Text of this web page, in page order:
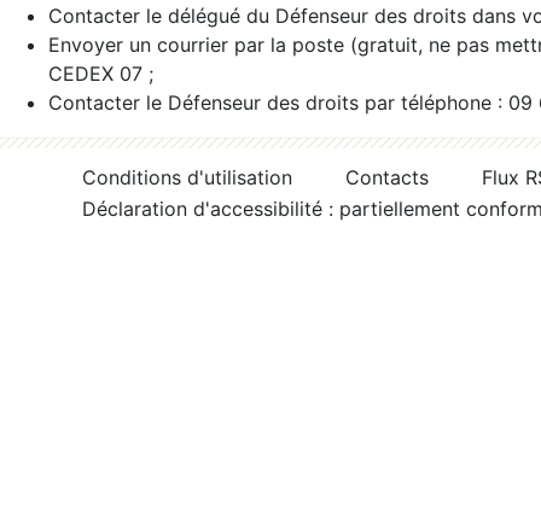
Contacter le délégué du Défenseur des droits dans
Envoyer un courrier par la poste (gratuit, ne pas
CEDEX 07 ;
Contacter le Défenseur des droits par téléphone :
Conditions d'utilisation Contacts
Flux
Déclaration d'accessibilité : partiellement